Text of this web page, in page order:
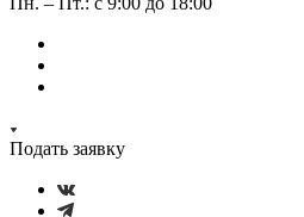
Подать заявку